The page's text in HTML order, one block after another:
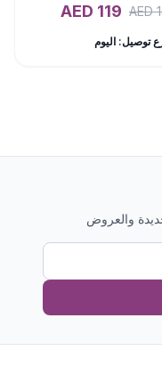
AED
119
توصيل: اليوم
والعروض